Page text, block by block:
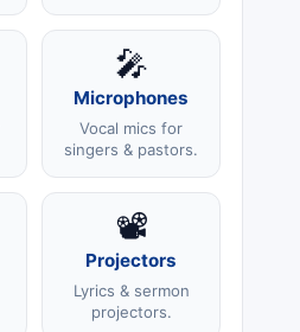
🎤
Microphones
Vocal mics for
singers & pastors.
📽️
Projectors
Lyrics & sermon
projectors.